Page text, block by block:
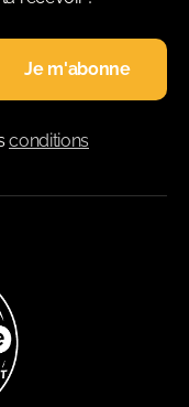
conditions